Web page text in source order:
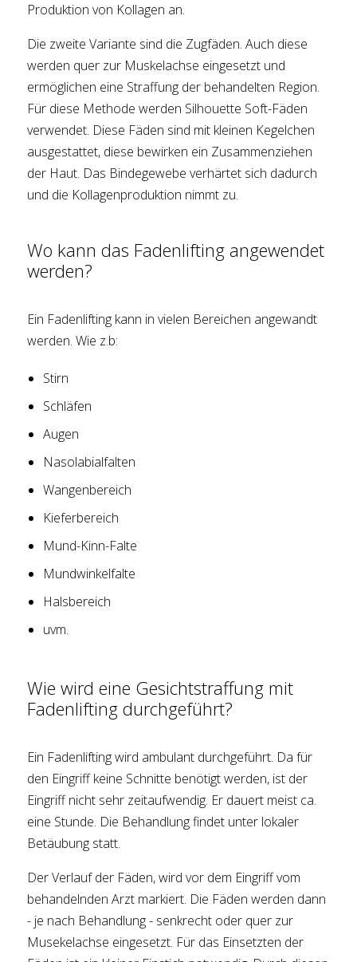
Produktion von Kollagen an.
Die zweite Variante sind die Zugfäden. Auch diese
werden quer zur Muskelachse eingesetzt und
ermöglichen eine Straffung der behandelten Region.
Für diese Methode werden Silhouette Soft-Fäden
verwendet. Diese Fäden sind mit kleinen Kegelchen
ausgestattet, diese bewirken ein Zusammenziehen
der Haut. Das Bindegewebe verhärtet sich dadurch
und die Kollagenproduktion nimmt zu.
Wo kann das Fadenlifting angewendet
werden?
Ein Fadenlifting kann in vielen Bereichen angewandt
werden. Wie z.b:
Stirn
Schläfen
Augen
Nasolabialfalten
Wangenbereich
Kieferbereich
Mund-Kinn-Falte
Mundwinkelfalte
Halsbereich
uvm.
Wie wird eine Gesichtstraffung mit
Fadenlifting durchgeführt?
Ein Fadenlifting wird ambulant durchgeführt. Da für
den Eingriff keine Schnitte benötigt werden, ist der
Eingriff nicht sehr zeitaufwendig. Er dauert meist ca.
eine Stunde. Die Behandlung findet unter lokaler
Betäubung statt.
Der Verlauf der Fäden, wird vor dem Eingriff vom
behandelnden Arzt markiert. Die Fäden werden dann
- je nach Behandlung - senkrecht oder quer zur
Musekelachse eingesetzt. Für das Einsetzten der